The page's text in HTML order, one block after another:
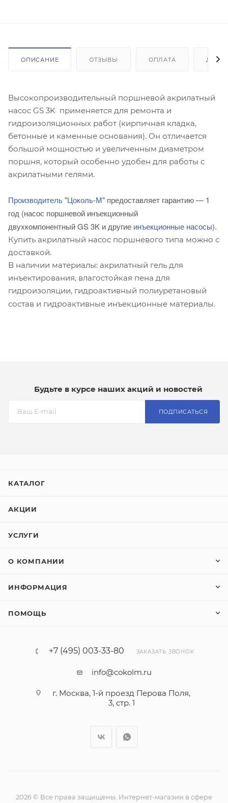
ОПИСАНИЕ ОТЗЫВЫ ОПЛАТА
Высокопроизводительный поршневой акрилатный
насос GS 3K применяется для ремонта и
гидроизоляционных работ (кирпичная кладка,
бетонные и каменные основания). Он отличается
большой мощностью и увеличенным диаметром
поршня, который особенно удобен для работы с
акрилатными гелями.
Производитель "Цоколь-М" предоставляет гарантию — 1
год (насос поршневой инъекционный
двухкомпонентный GS 3K и другие инъекционные насосы).
Купить акрилатный насос поршневого типа можно с
доставкой.
В наличии материалы: акрилатный гель для
инъектирования, влагостойкая пена для
гидроизоляции, гидроактивный полиуретановый
состав и гидроактивные инъекционные материалы.
Будьте в курсе наших акций и новостей
ПОДПИСАТЬСЯ
КАТАЛОГ
АКЦИИ
УСЛУГИ
О КОМПАНИИ
ИНФОРМАЦИЯ
ПОМОЩЬ
+7 (495) 003-33-80 ЗАКАЗАТЬ ЗВОНОК
info@cokolm.ru
г. Москва, 1-й проезд Перова Поля,
3, стр. 1
2026 © Все права защищены. Интернет-магазин в сфере